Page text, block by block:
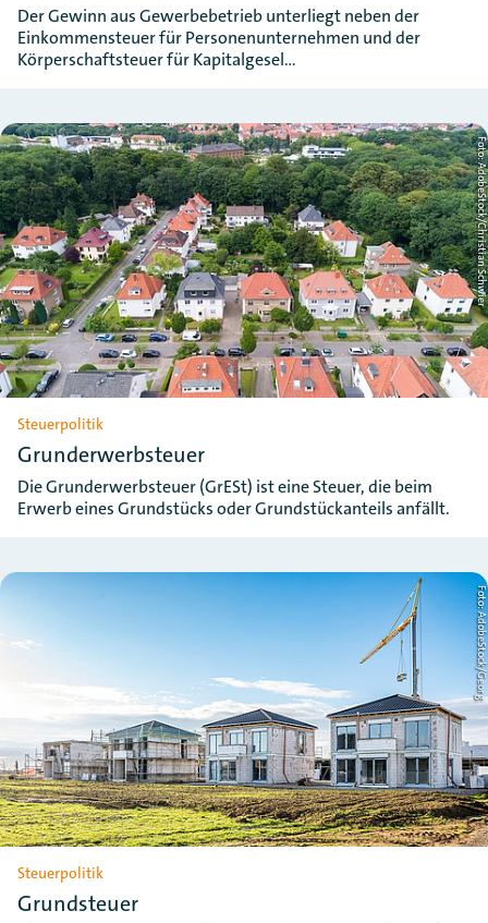
Der Gewinn aus Gewerbebetrieb unterliegt neben der
Einkommensteuer für Personenunternehmen und der
Körperschaftsteuer für Kapitalgesel…
Foto: AdobeStock/Christian Schwier
Steuerpolitik
Grunderwerbsteuer
Die Grunderwerbsteuer (GrESt) ist eine Steuer, die beim
Erwerb eines Grundstücks oder Grundstückanteils anfällt.
Foto: AdobeStock/Georg
Steuerpolitik
Grundsteuer